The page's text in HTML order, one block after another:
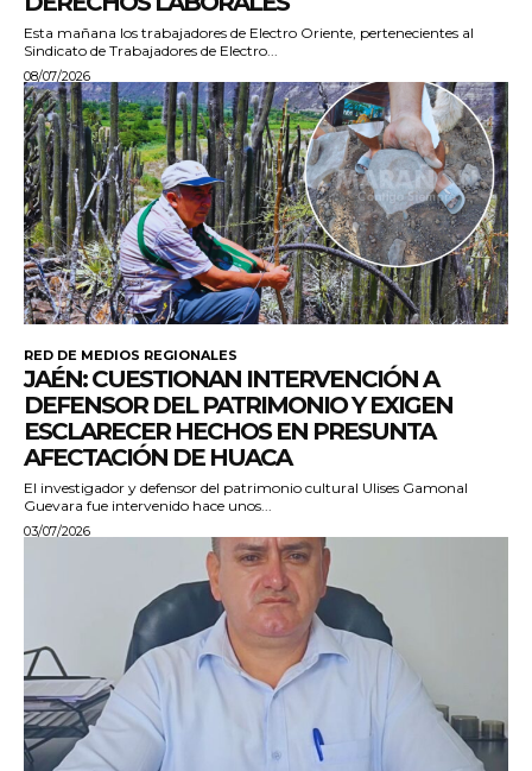
Esta mañana los trabajadores de Electro Oriente, pertenecientes al
Sindicato de Trabajadores de Electro...
08/07/2026
RED DE MEDIOS REGIONALES
JAÉN: CUESTIONAN INTERVENCIÓN A
DEFENSOR DEL PATRIMONIO Y EXIGEN
ESCLARECER HECHOS EN PRESUNTA
AFECTACIÓN DE HUACA
El investigador y defensor del patrimonio cultural Ulises Gamonal
Guevara fue intervenido hace unos...
03/07/2026